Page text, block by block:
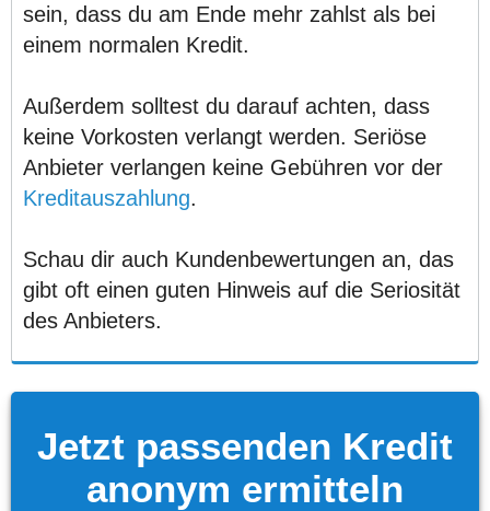
sein, dass du am Ende mehr zahlst als bei
einem normalen Kredit.
Außerdem solltest du darauf achten, dass
keine Vorkosten verlangt werden. Seriöse
Anbieter verlangen keine Gebühren vor der
Kreditauszahlung.
Schau dir auch Kundenbewertungen an, das
gibt oft einen guten Hinweis auf die Seriosität
des Anbieters.
Jetzt passenden Kredit
anonym ermitteln